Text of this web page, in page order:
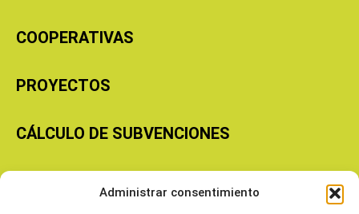
Administrar consentimiento
COOPERATIVAS
PROYECTOS
CÁLCULO DE SUBVENCIONES